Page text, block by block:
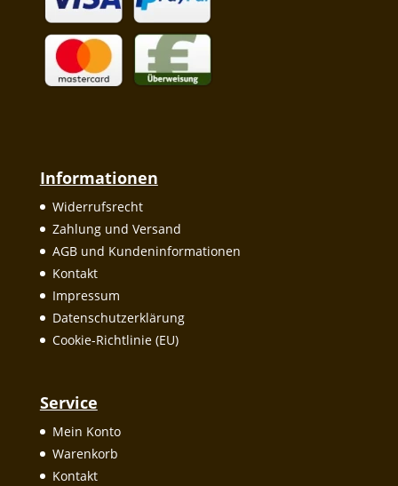
Informationen
Widerrufsrecht
Zahlung und Versand
AGB und Kundeninformationen
Kontakt
Impressum
Datenschutzerklärung
Cookie-Richtlinie (EU)
Service
Mein Konto
Warenkorb
Kontakt